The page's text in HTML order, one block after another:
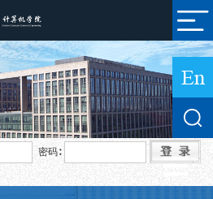
密码∶